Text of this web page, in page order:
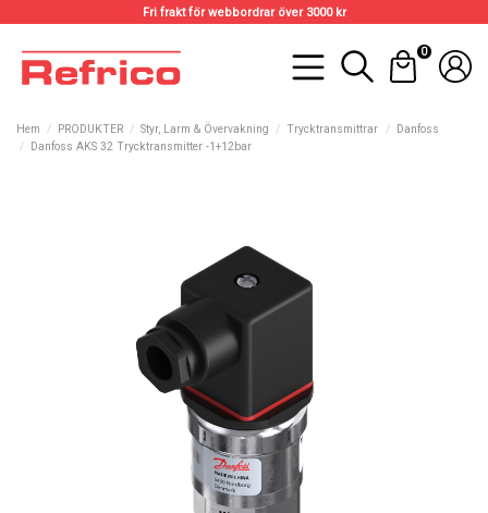
Fri frakt för webbordrar över 3000 kr
0
Hem PRODUKTER Styr, Larm & Övervakning Trycktransmittrar
Danfoss
Danfoss AKS 32 Trycktransmitter -1+12bar